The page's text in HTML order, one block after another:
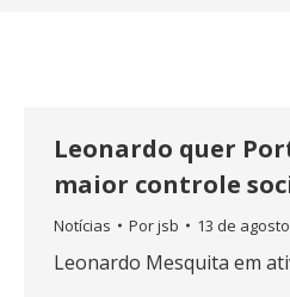
Leonardo quer
maior controle
Notícias Porjsb 13 de
Leonardo Mesquita em